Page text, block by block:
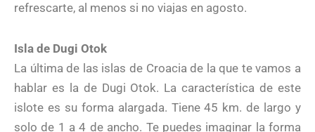
refrescarte, al menos si no viajas en agosto.
Isla de Dugi Otok
La última de las islas de Croacia de la que te vamos a
hablar es la de Dugi Otok. La característica de este
islote es su forma alargada. Tiene 45 km. de largo y
solo de 1 a 4 de ancho. Te puedes imaginar la forma